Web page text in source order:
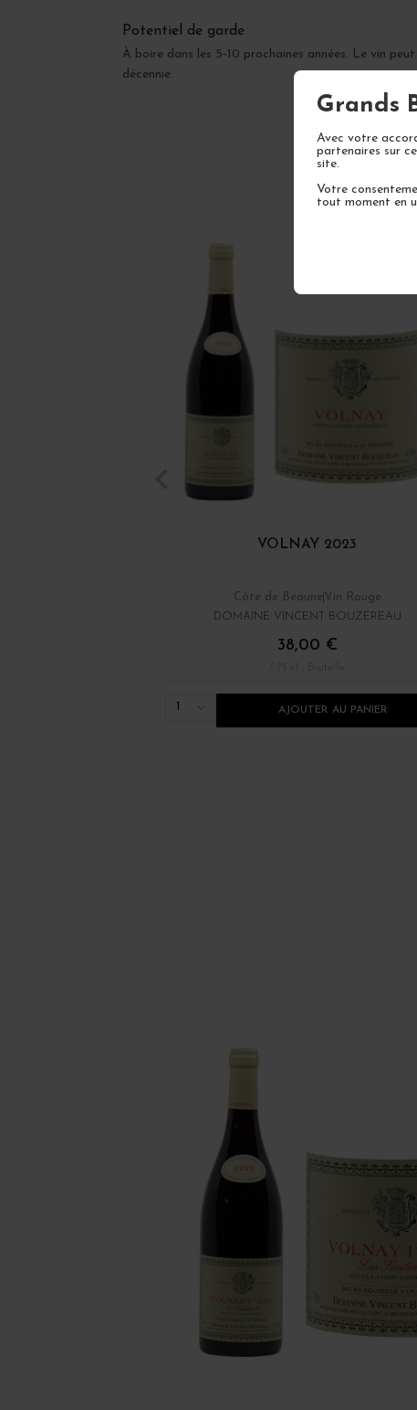
Grands
Avec votre
partenaires sur
site.
Votre
tout moment en
Potentiel de garde
À boire dans les 5-10 prochaines années. Le vin
décennie.
VOLNAY 2023
Côte de Beaune Vin Rouge
DOMAINE VINCENT BOUZEREAU
38,00 €
AJOUTER AU PANIER